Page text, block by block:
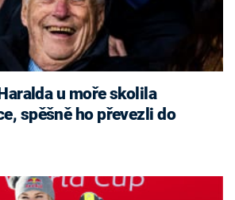
u moře skolila
spěšně ho převezli do